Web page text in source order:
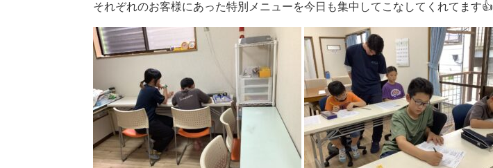
それぞれのお客様にあった特別メニューを今日も集中してこなしてくれてます👍